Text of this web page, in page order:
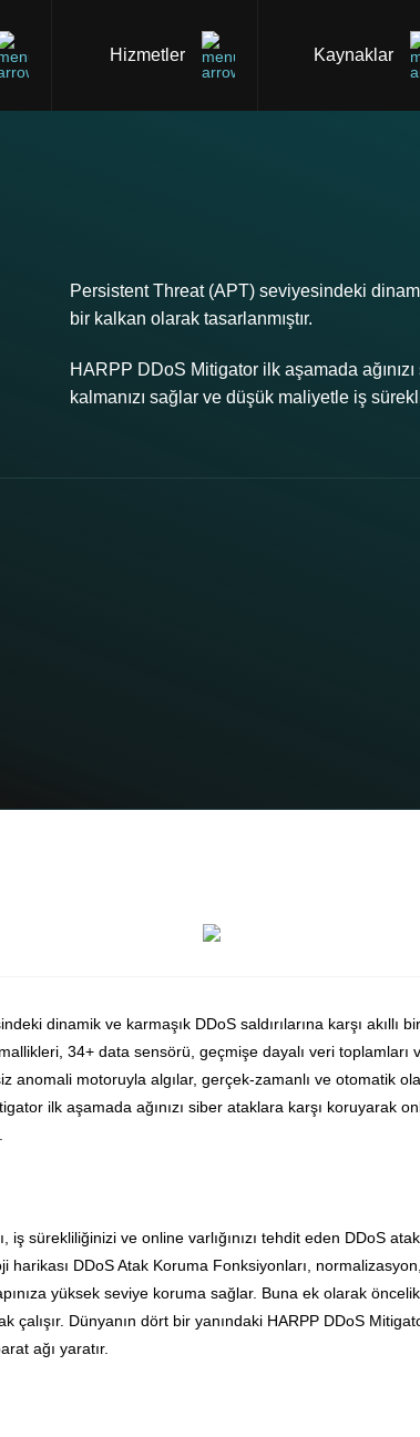
Hizmetler Kaynaklar
Persistent Threat (APT) seviyesindeki
bir kalkan olarak tasarlanmıştır.
HARPP DDoS Mitigator ilk aşamada
kalmanızı sağlar ve düşük maliyetle iş
dinamik ve karmaşık DDoS saldırılarına karşı akıllı
34+ data sensörü, geçmişe dayalı veri toplamları
anomali motoruyla algılar, gerçek-zamanlı ve otomatik
ilk aşamada ağınızı siber ataklara karşı koruyarak
iş sürekliliğinizi ve online varlığınızı tehdit eden DDoS
harikası DDoS Atak Koruma Fonksiyonları,
yüksek seviye koruma sağlar. Buna ek olarak
çalışır. Dünyanın dört bir yanındaki HARPP DDoS
ağı yaratır.